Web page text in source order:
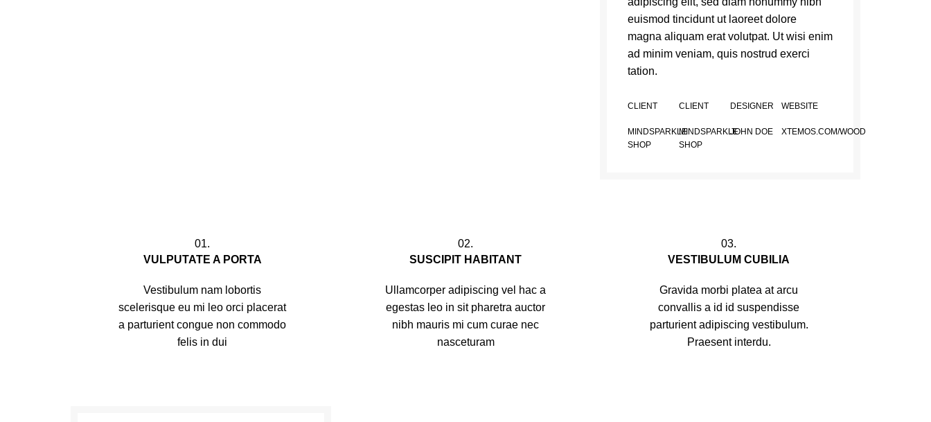
euismod tincidunt ut laoreet dolore
magna aliquam erat volutpat. Ut wisi enim
ad minim veniam, quis nostrud exerci
tation.
CLIENT
MINDSPARKLE
SHOP
CLIENT
MINDSPARKLE
SHOP
DESIGNER
JOHN DOE
WEBSITE
XTEMOS.COM/WOOD
01.
VULPUTATE A PORTA
Vestibulum nam lobortis
scelerisque eu mi leo orci placerat
a parturient congue non commodo
felis in dui
02.
SUSCIPIT HABITANT
Ullamcorper adipiscing vel hac a
egestas leo in sit pharetra auctor
nibh mauris mi cum curae nec
nasceturam
03.
VESTIBULUM CUBILIA
Gravida morbi platea at arcu
convallis a id id suspendisse
parturient adipiscing vestibulum.
Praesent interdu.